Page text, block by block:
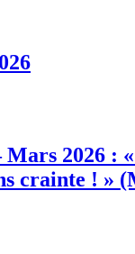
2026 :
crainte ! »